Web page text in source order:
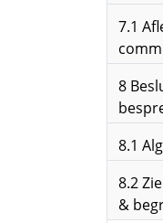
7.1
8
8.1
8.2
&